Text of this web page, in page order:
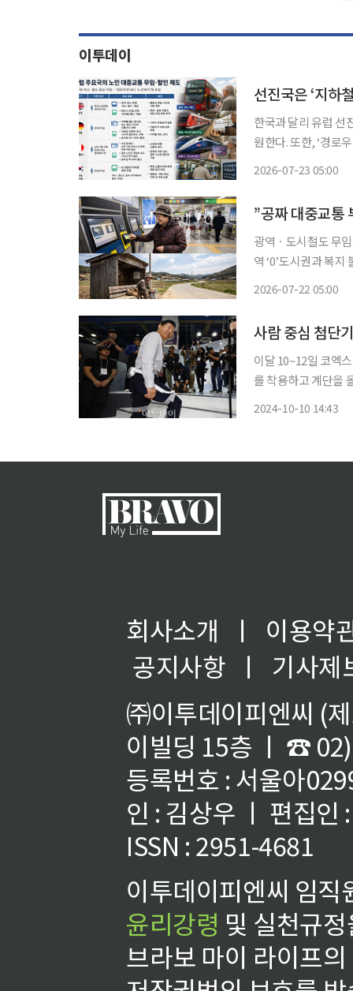
이투데이
선진국은 ‘지하
한국과 달리 유럽 선
원한다. 또한, ‘경로
2026-07-23 05:00
광역ㆍ도시철도 무
역 ‘0’도시권과 복지 불균형도 심각 “자가용이 없으면
2026-07-22 05:00
사람 중심 첨단
이달 10~12일 코엑스
를 착용하고 계단을 올라보니 도
2024-10-10 14:43
회사소개 ㅣ
이용약
공지사항
ㅣ
기사제
㈜이투데이피엔씨 (
이빌딩 15층 ㅣ ☎
등록번호 : 서울아
인 : 김상우 ㅣ 편집인
ISSN : 2951-4681
이투데이피엔씨 임
윤리강령 및 실천규
브라보 마이 라이프